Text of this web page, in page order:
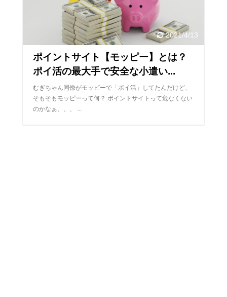
2021/4/13
ポイントサイト【モッピー】とは？
ポイ活の最大手で安全な小遣い...
むぎちゃん同僚がモッピーで「ポイ活」してたんだけど、
そもそもモッピーって何？ ポイントサイトって危なくない
のかなぁ、、、 ...